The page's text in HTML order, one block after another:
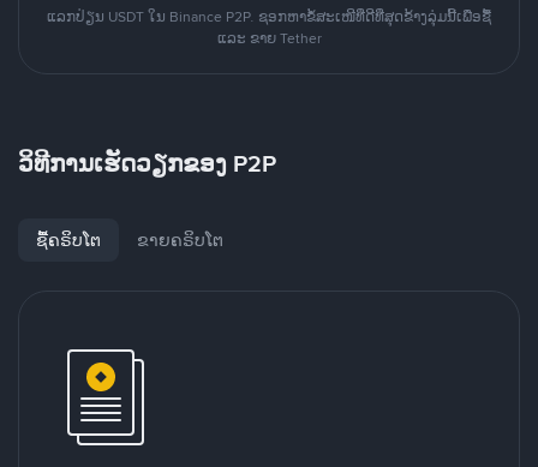
ແລກປ່ຽນ USDT ໃນ Binance P2P. ຊອກຫາຂໍ້ສະເໜີທີ່ດີທີ່ສຸດຂ້າງລຸ່ມນີ້ເພື່ອຊື້
ແລະ ຂາຍ Tether
ວິທີການເຮັດວຽກຂອງ P2P
ຊື້ຄຣິບໂຕ ຂາຍຄຣິບໂຕ